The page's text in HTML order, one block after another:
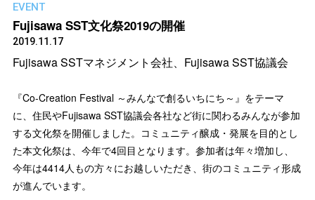
EVENT
Fujisawa SST文化祭2019の開催
2019.11.17
Fujisawa SSTマネジメント会社、Fujisawa SST協議会
『Co-Creation Festival ～みんなで創るいちにち～』をテーマ
に、住民やFujisawa SST協議会各社など街に関わるみんなが参加
する文化祭を開催しました。コミュニティ醸成・発展を目的とし
た本文化祭は、今年で4回目となります。参加者は年々増加し、
今年は4414人もの方々にお越しいただき、街のコミュニティ形成
が進んでいます。